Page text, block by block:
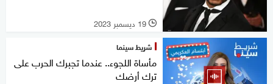
l 19 ديسمبر 2023
شريط سينما
مأساة اللجوء.. عندما تجبرك الحرب على
ترك أرضك